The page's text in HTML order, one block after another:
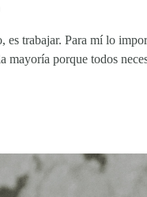
trabajar. Para mí lo
mayoría porque todos